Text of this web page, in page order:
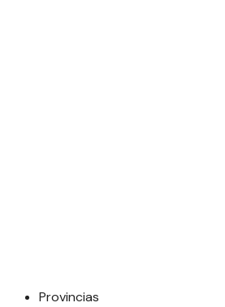
Provincias